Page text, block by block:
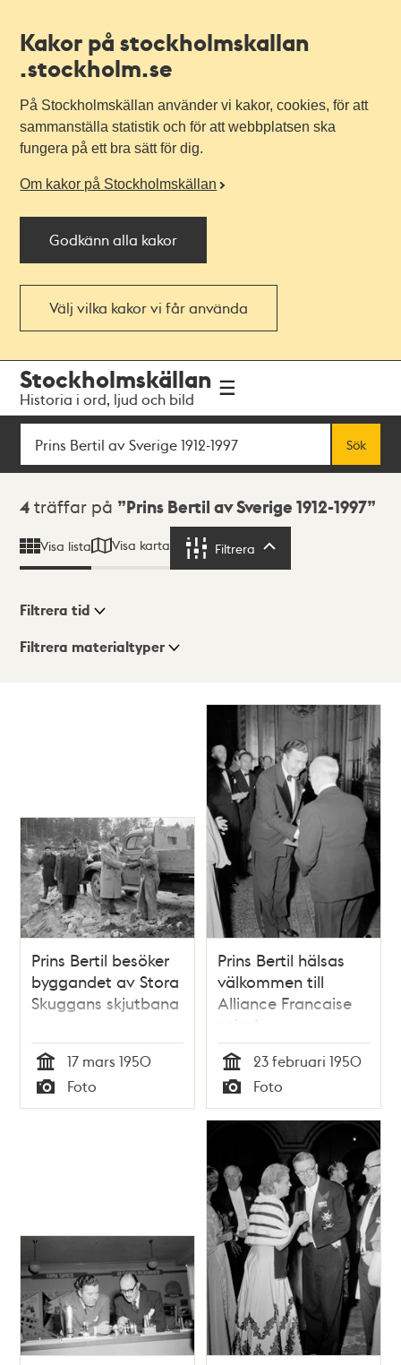
Kakor på stockholmskallan
.stockholm.se
På Stockholmskällan använder vi kakor, cookies, för att
sammanställa statistik och för att webbplatsen ska
fungera på ett bra sätt för dig.
Om kakor på Stockholmskällan
Godkänn alla kakor
Välj vilka kakor vi får använda
navigationen
huvudinnehållet
Stockholmskällan
Historia i ord, ljud och bild
Sök
Sök
Sökresultat
4 träffar på Prins Bertil av Sverige 1912-1997
Visa lista Visa karta Filtrera
Visningsläge
Filtrera tid
Filtrera materialtyper
Prins Bertil besöker
byggandet av Stora
Skuggans skjutbana
Tid
17 mars 1950
Typ
Foto
Prins Bertil hälsas
välkommen till
Alliance Francaise
soireè
Tid
23 februari 1950
Typ
Foto